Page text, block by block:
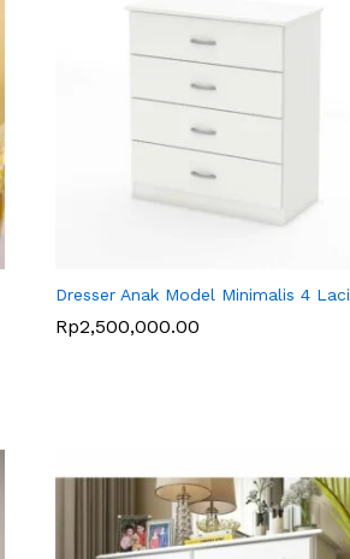
Dresser Anak Model Minimalis 4 Laci
Rp2,500,000.00
Rp2,500,000.00